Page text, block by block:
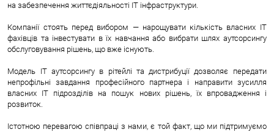
на забезпечення життєдіяльності IT інфраструктури.
Компанії стоять перед вибором — нарощувати кількість власних IT
фахівців та інвестувати в їх навчання або вибрати шлях аутсорсингу
обслуговування рішень, що вже існують.
Модель IT аутсорсингу в рітейлі та дистрибуції дозволяє передати
непрофільні завдання професійного партнера і направити зусилля
власних IT підрозділів на пошук нових рішень, їх впровадження і
розвиток.
Істотною перевагою співпраці з нами, є той факт, що ми підтримуємо